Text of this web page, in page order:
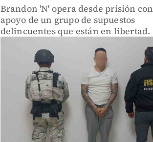
Brandon 'N' opera desde prisión con
apoyo de un grupo de supuestos
delincuentes que están en libertad.